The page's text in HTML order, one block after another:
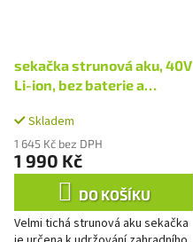
sekačka strunová aku, 40V
Li-ion, bez baterie a
Skladem
1 645 Kč bez DPH
1 990 Kč
DO KOŠÍKU
Velmi tichá strunová aku sekačka